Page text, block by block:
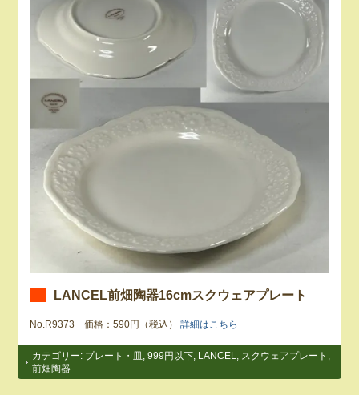
LANCEL前畑陶器16cmスクウェアプレート
No.R9373 価格：590円（税込）詳細はこちら
カテゴリー: プレート・皿 ,999円以下 LANCEL スクウェアプレート
前畑陶器